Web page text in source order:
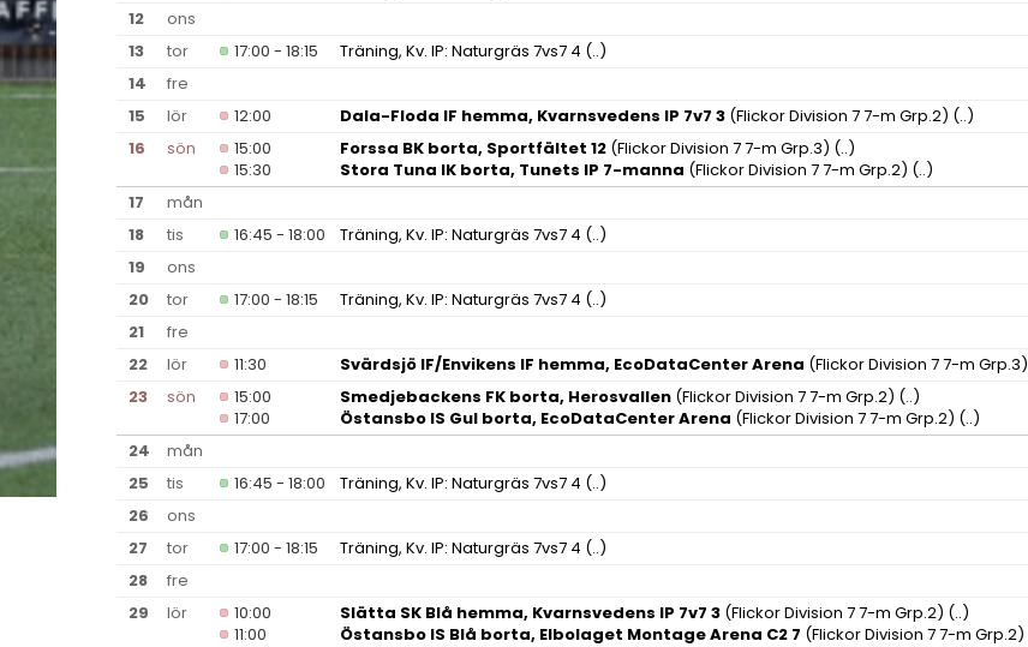
12
ons
13
tor 17:00 - 18:15 Träning, Kv. IP: Naturgräs 7vs7 4 (..)
14
fre
15
lör 12:00 Dala-Floda IF hemma, Kvarnsvedens IP 7v7 3 (Flickor Division 7 7-m Grp.2) (..)
16
sön 15:00 Forssa BK borta, Sportfältet 12 (Flickor Division 7 7-m Grp.3) (..)
15:30
Stora Tuna IK borta, Tunets IP 7-manna (Flickor Division 7 7-m Grp.2) (..)
17
mån
18
tis 16:45 - 18:00 Träning, Kv. IP: Naturgräs 7vs7 4 (..)
19
ons
20
tor 17:00 - 18:15 Träning, Kv. IP: Naturgräs 7vs7 4 (..)
21
fre
22
lör 11:30 Svärdsjö IF/Envikens IF hemma, EcoDataCenter Arena (Flickor Division 7 7-m Grp.3)
23
sön 15:00 Smedjebackens FK borta, Herosvallen (Flickor Division 7 7-m Grp.2) (..)
17:00
Östansbo IS Gul borta, EcoDataCenter Arena (Flickor Division 7 7-m Grp.2) (..)
24
mån
25
tis 16:45 - 18:00 Träning, Kv. IP: Naturgräs 7vs7 4 (..)
26
ons
27
tor 17:00 - 18:15 Träning, Kv. IP: Naturgräs 7vs7 4 (..)
28
fre
29
lör 10:00 Slätta SK Blå hemma, Kvarnsvedens IP 7v7 3 (Flickor Division 7 7-m Grp.2) (..)
11:00
Östansbo IS Blå borta, Elbolaget Montage Arena C2 7 (Flickor Division 7 7-m Grp.2)